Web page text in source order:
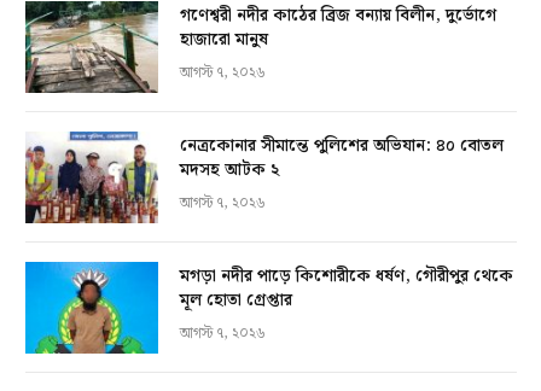
গণেশ্বরী নদীর কাঠের ব্রিজ বন্যায় বিলীন, দুর্ভোগে
হাজারো মানুষ
আগস্ট ৭, ২০২৬
নেত্রকোনার সীমান্তে পুলিশের অভিযান: ৪০ বোতল
মদসহ আটক ২
আগস্ট ৭, ২০২৬
মগড়া নদীর পাড়ে কিশোরীকে ধর্ষণ, গৌরীপুর থেকে
মূল হোতা গ্রেপ্তার
আগস্ট ৭, ২০২৬